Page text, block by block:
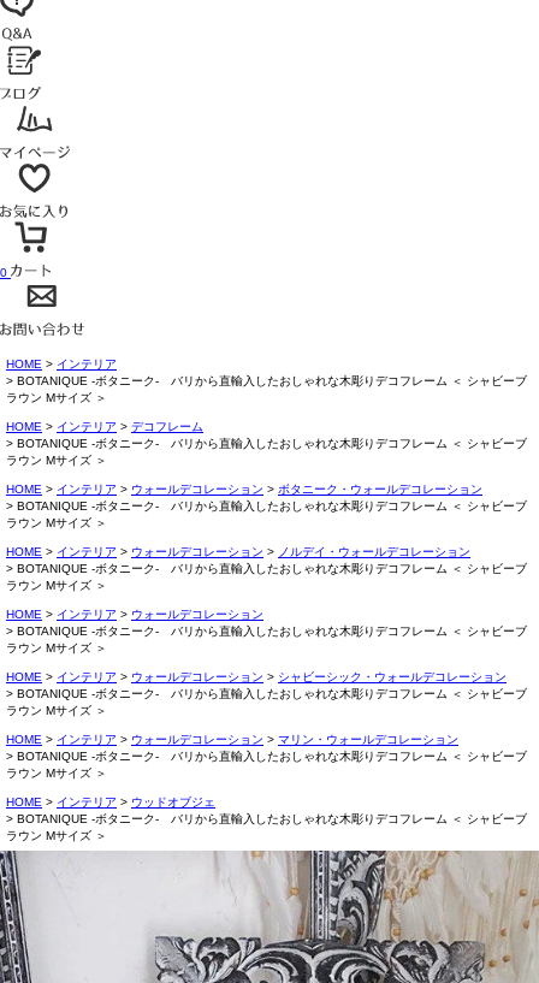
0
HOME
インテリア
BOTANIQUE -ボタニーク- バリから直輸入したおしゃれな木彫りデコフレーム ＜ シャビーブ
ラウン Mサイズ ＞
HOME インテリア
デコフレーム
BOTANIQUE -ボタニーク- バリから直輸入したおしゃれな木彫りデコフレーム ＜ シャビーブ
ラウン Mサイズ ＞
HOME インテリア ウォールデコレーション
ボタニーク・ウォールデコレーション
BOTANIQUE -ボタニーク- バリから直輸入したおしゃれな木彫りデコフレーム ＜ シャビーブ
ラウン Mサイズ ＞
HOME インテリア ウォールデコレーション
ノルデイ・ウォールデコレーション
BOTANIQUE -ボタニーク- バリから直輸入したおしゃれな木彫りデコフレーム ＜ シャビーブ
ラウン Mサイズ ＞
HOME インテリア
ウォールデコレーション
BOTANIQUE -ボタニーク- バリから直輸入したおしゃれな木彫りデコフレーム ＜ シャビーブ
ラウン Mサイズ ＞
HOME インテリア ウォールデコレーション
シャビーシック・ウォールデコレーション
BOTANIQUE -ボタニーク- バリから直輸入したおしゃれな木彫りデコフレーム ＜ シャビーブ
ラウン Mサイズ ＞
HOME インテリア ウォールデコレーション
マリン・ウォールデコレーション
BOTANIQUE -ボタニーク- バリから直輸入したおしゃれな木彫りデコフレーム ＜ シャビーブ
ラウン Mサイズ ＞
HOME インテリア
ウッドオブジェ
BOTANIQUE -ボタニーク- バリから直輸入したおしゃれな木彫りデコフレーム ＜ シャビーブ
ラウン Mサイズ ＞